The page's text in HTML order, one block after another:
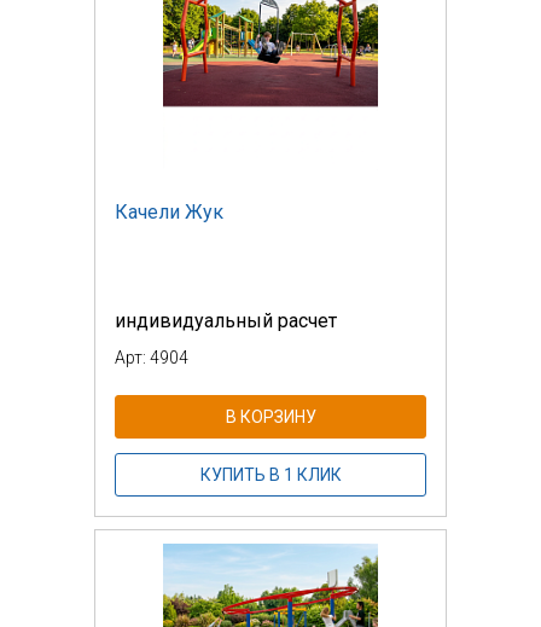
Качели Жук
индивидуальный расчет
Арт: 4904
В КОРЗИНУ
КУПИТЬ В 1 КЛИК